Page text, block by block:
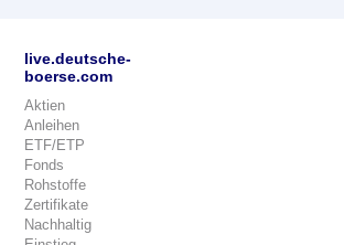
live.deutsche-
boerse.com
Aktien
Anleihen
ETF/ETP
Fonds
Rohstoffe
Zertifikate
Nachhaltig